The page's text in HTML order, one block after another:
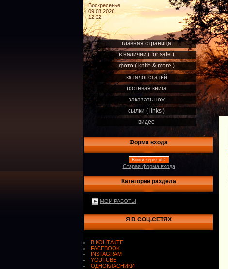
Воскресенье
09.08.2026
12:32
главная страница
в наличии ( for sale )
фото ( knife & more )
каталог статей
гостевая книга
заказать нож
сылки ( links )
видео
Форма входа
Войти через uID
Старая форма входа
Категории раздела
МОИ РАБОТЫ
Я В СОЦ.СЕТЯХ
В КОНТАКТЕ
FACEBOOK
INSTAGRAM
YOUTUBE
ОДНОКЛАСНИКИ